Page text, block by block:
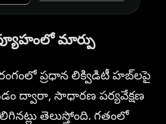
మార్పు
ప్రధాన లిక్విడిటీ హబ్‌లపై
ద్వారా, సాధారణ పర్యవేక్షణ
తెలుస్తోంది. గతంలో